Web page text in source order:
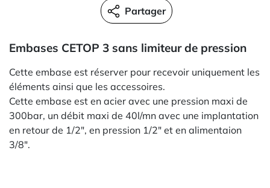
Partager
Embases CETOP 3 sans limiteur de pression
Cette embase est réserver pour recevoir uniquement les
éléments ainsi que les accessoires.
Cette embase est en acier avec une pression maxi de
300bar, un débit maxi de 40l/mn avec une implantation
en retour de 1/2", en pression 1/2" et en alimentaion
3/8".